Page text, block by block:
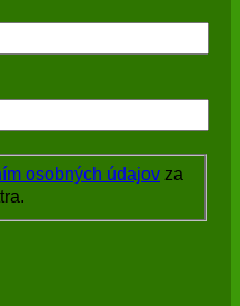
osobných údajov za